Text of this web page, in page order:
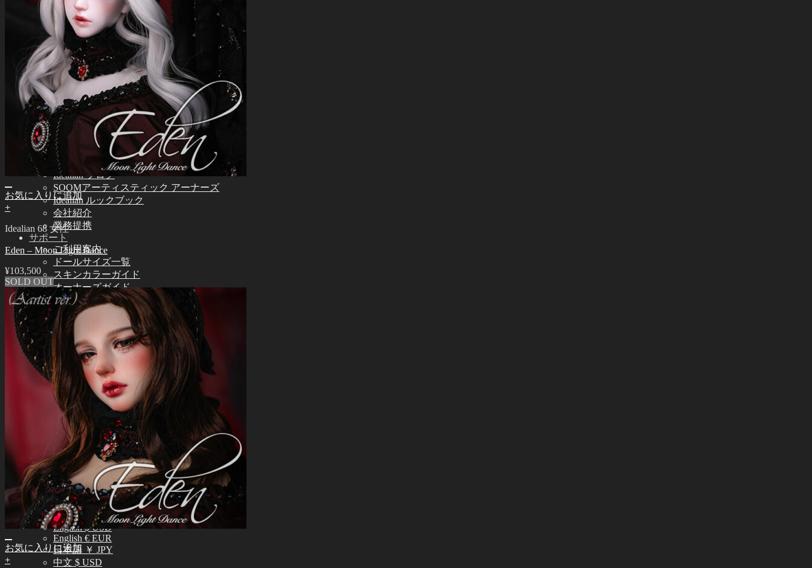
Idealian 72/75 男性
Idealian 68 女性
Idealian 51 男性
その他
その他のアクセサリー
スタンド ㆍバッグ
ツール
エステ用品
組立てツール
メイク用品
カスタム用品
つけまつげ
コミュニティー
お知らせ
Idealian ブログ
SOOMアーティスティック アーナーズ
Idealian ルックブック
会社紹介
業務提携
サポート
ご利用案内
ドールサイズ一覧
スキンカラーガイド
オーナーズガイド
正規商品照会
よくある質問 (FAQ)
カスタマーセンター (Q&A)
THE GEM
English $ USD
日本語 ￥ JPY
中文 $ USD
한국어 ￦ WON
NEO ANGELREGION
English $ USD
日本語 ￥ JPY
中文 $ USD
한국어 ￦ WON
IDEALIAN
English $ USD
日本語 ￥ JPY
中文 $ USD
한국어 ￦ WON
ROSETTE
English $ USD
English € EUR
日本語 ￥ JPY
中文 $ USD
お気に入りに追加
+
Idealian 68 女性
Eden – Moon Light Dance
¥103,500
SOLD OUT
お気に入りに追加
+